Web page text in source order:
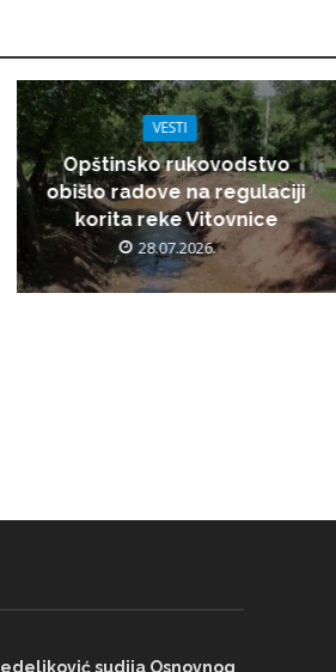
VESTI
Opštinsko rukovodstvo
obišlo radove na regulaciji
korita reke Vitovnice
28.07.2026.
sudija Osnovnog